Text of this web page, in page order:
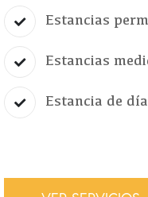
Estancias
Estancias
Estancia de día